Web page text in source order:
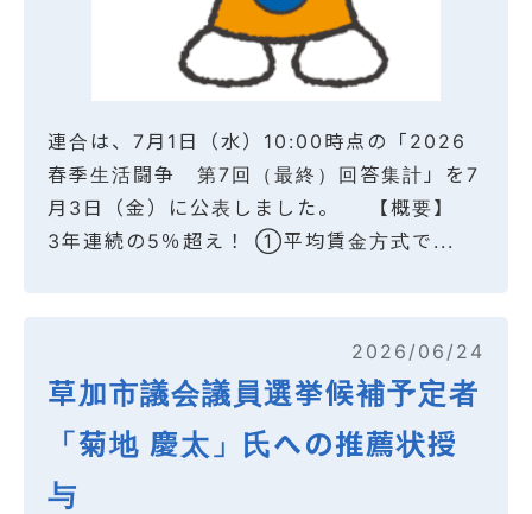
連合は、7月1日（水）10:00時点の「2026
春季生活闘争 第7回（最終）回答集計」を7
月3日（金）に公表しました。 【概要】
3年連続の5％超え！ ①平均賃金方式で...
2026/06/24
草加市議会議員選挙候補予定者
「菊地 慶太」氏への推薦状授
与